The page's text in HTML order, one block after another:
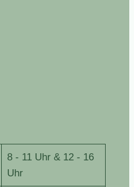
8 - 11 Uhr & 12 - 16
Uhr